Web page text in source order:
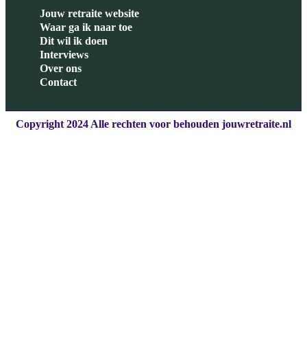
Jouw retraite website
Waar ga ik naar toe
Dit wil ik doen
Interviews
Over ons
Contact
Copyright 2024 Alle rechten voor behouden jouwretraite.nl